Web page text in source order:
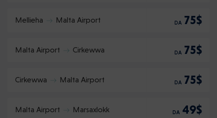
Mellieha Malta Airport DA 75$
Malta Airport Cirkewwa DA 75$
Cirkewwa Malta Airport DA 75$
Malta Airport Marsaxlokk DA 49$